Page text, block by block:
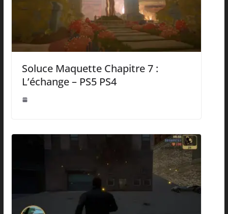
Soluce Maquette Chapitre 7 :
L’échange – PS5 PS4